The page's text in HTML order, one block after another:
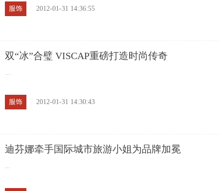
服饰 2012-01-31 14:36:55
双“冰”合璧 VISCAP重磅打造时尚传奇
...
服饰 2012-01-31 14:30:43
迪芬娜牵手国际城市旅游小姐为品牌加冕
...